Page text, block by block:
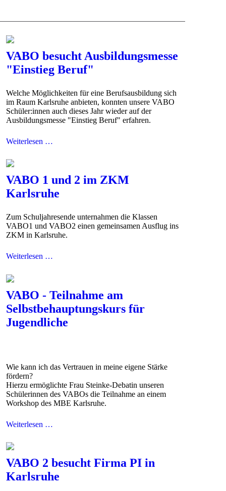
VABO besucht Ausbildungsmesse
"Einstieg Beruf"
Welche Möglichkeiten für eine Berufsausbildung sich
im Raum Karlsruhe anbieten, konnten unsere VABO
Schüler:innen auch dieses Jahr wieder auf der
Ausbildungsmesse "Einstieg Beruf" erfahren.
Weiterlesen …
VABO 1 und 2 im ZKM
Karlsruhe
Zum Schuljahresende unternahmen die Klassen
VABO1 und VABO2 einen gemeinsamen Ausflug ins
ZKM in Karlsruhe.
Weiterlesen …
VABO - Teilnahme am
Selbstbehauptungskurs für
Jugendliche
Wie kann ich das Vertrauen in meine eigene Stärke
fördern?
Hierzu ermöglichte Frau Steinke-Debatin unseren
Schülerinnen des VABOs die Teilnahme an einem
Workshop des MBE Karlsruhe.
Weiterlesen …
VABO 2 besucht Firma PI in
Karlsruhe